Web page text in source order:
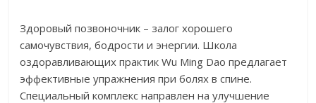
Здоровый позвоночник – залог хорошего
самочувствия, бодрости и энергии. Школа
оздоравливающих практик Wu Ming Dao предлагает
эффективные упражнения при болях в спине.
Специальный комплекс направлен на улучшение